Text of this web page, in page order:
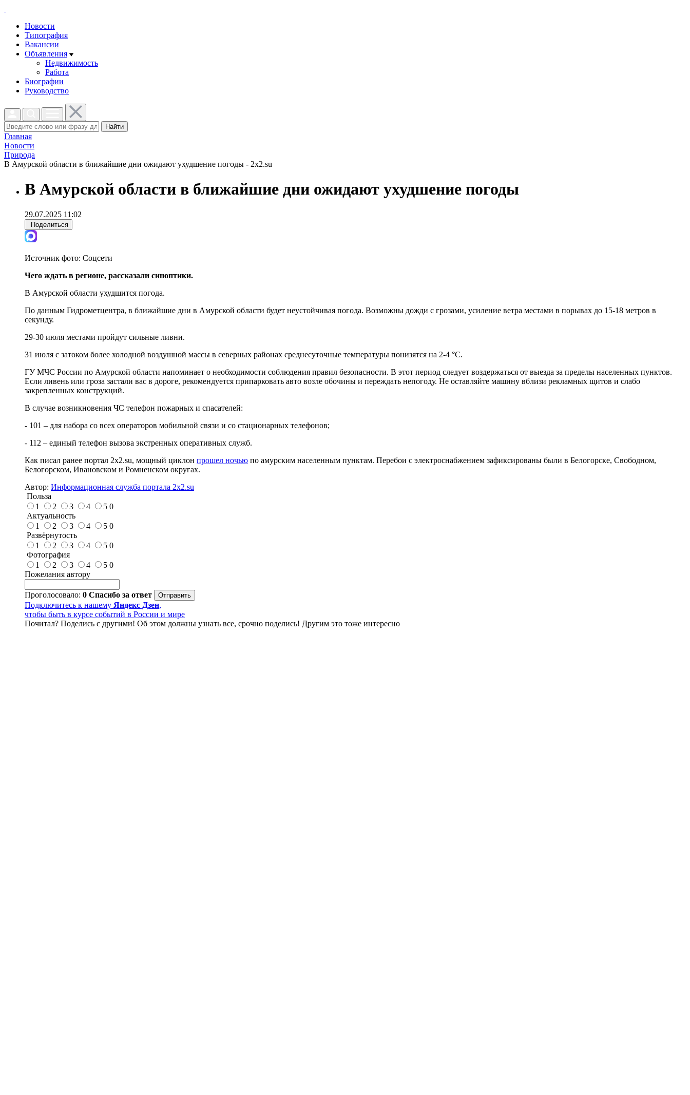
Новости
Типография
Вакансии
Объявления
Недвижимость
Работа
Биографии
Руководство
Найти
Главная
Новости
Природа
В Амурской области в ближайшие дни ожидают ухудшение погоды - 2x2.su
В Амурской области в ближайшие дни ожидают ухудшение погоды
29.07.2025 11:02
Поделиться
Источник фото: Соцсети
Чего ждать в регионе, рассказали синоптики.
В Амурской области ухудшится погода.
По данным Гидрометцентра, в ближайшие дни в Амурской области будет неустойчивая погода. Возможны дожди с грозами, усиление ветра местами в порывах до 15-18 метров в
секунду.
29-30 июля местами пройдут сильные ливни.
31 июля с затоком более холодной воздушной массы в северных районах среднесуточные температуры понизятся на 2-4 °С.
ГУ МЧС России по Амурской области напоминает о необходимости соблюдения правил безопасности. В этот период следует воздержаться от выезда за пределы населенных пунктов.
Если ливень или гроза застали вас в дороге, рекомендуется припарковать авто возле обочины и переждать непогоду. Не оставляйте машину вблизи рекламных щитов и слабо
закрепленных конструкций.
В случае возникновения ЧС телефон пожарных и спасателей:
- 101 – для набора со всех операторов мобильной связи и со стационарных телефонов;
- 112 – единый телефон вызова экстренных оперативных служб.
Как писал ранее портал 2х2.su, мощный циклон прошел ночью по амурским населенным пунктам. Перебои с электроснабжением зафиксированы были в Белогорске, Свободном,
Белогорском, Ивановском и Ромненском округах.
Автор: Информационная служба портала 2x2.su
Польза
1
2 3 4 5 0
Актуальность
1
2 3 4 5 0
Развёрнутость
1
2 3 4 5 0
Фотография
1
2 3 4 5 0
Пожелания автору
Проголосовало: 0 Спасибо за ответ
Подключитесь к нашему Яндекс Дзен,
чтобы быть в курсе событий в России и мире
Почитал? Поделись с другими! Об этом должны узнать все, срочно поделись! Другим это тоже интересно